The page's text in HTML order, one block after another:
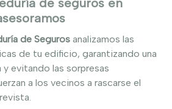
de seguros en
de Seguros analizamos las
de tu edificio, garantizando una
evitando las sorpresas
a los vecinos a rascarse el